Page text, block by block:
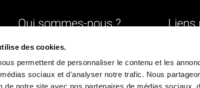
des cookies.
permettent de personnaliser le contenu et les
sociaux et d'analyser notre trafic. Nous
Qui sommes-nous ?
L'identité
Nos valeurs
La structure
Liens
Mentions